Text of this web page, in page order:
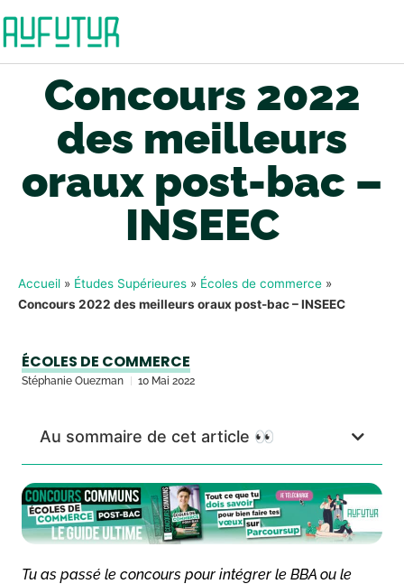
Concours 2022
des meilleurs
oraux post-bac –
INSEEC
Accueil » Études Supérieures » Écoles de commerce »
Concours 2022 des meilleurs oraux post-bac – INSEEC
ÉCOLES DE COMMERCE
Stéphanie Ouezman 10 Mai 2022
Au sommaire de cet article 👀
Tu as passé le concours pour intégrer le BBA ou le